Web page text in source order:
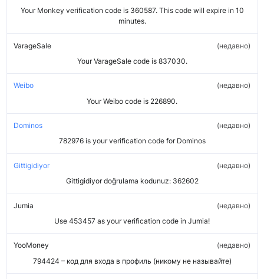
Your Monkey verification code is 360587. This code will expire in 10
minutes.
VarageSale
Your VarageSale code is 837030.
недавно
Weibo
Your Weibo code is 226890.
недавно
Dominos
782976 is your verification code for Dominos
недавно
Gittigidiyor
Gittigidiyor doğrulama kodunuz: 362602
недавно
Jumia
Use 453457 as your verification code in Jumia!
недавно
YooMoney
794424 – код для входа в профиль (никому не называйте)
недавно